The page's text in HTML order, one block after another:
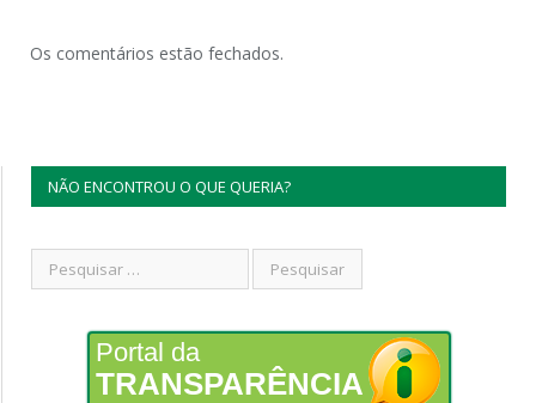
Os comentários estão fechados.
NÃO ENCONTROU O QUE QUERIA?
Portal da
TRANSPARÊNCIA